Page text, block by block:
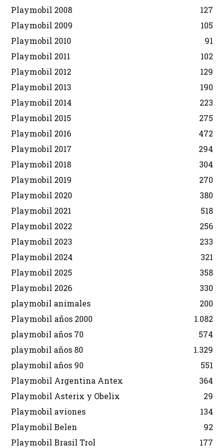
Playmobil 2008
127
Playmobil 2009
105
Playmobil 2010
91
Playmobil 2011
102
Playmobil 2012
129
Playmobil 2013
190
Playmobil 2014
223
Playmobil 2015
275
Playmobil 2016
472
Playmobil 2017
294
Playmobil 2018
304
Playmobil 2019
270
Playmobil 2020
380
Playmobil 2021
518
Playmobil 2022
256
Playmobil 2023
233
Playmobil 2024
321
Playmobil 2025
358
Playmobil 2026
330
playmobil animales
200
Playmobil años 2000
1.082
playmobil años 70
574
playmobil años 80
1.329
playmobil años 90
551
Playmobil Argentina Antex
364
Playmobil Asterix y Obelix
29
Playmobil aviones
134
Playmobil Belen
92
Playmobil Brasil Trol
177